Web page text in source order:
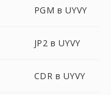
PGM в UYVY
JP2 в UYVY
CDR в UYVY